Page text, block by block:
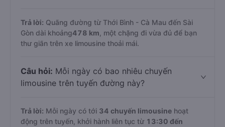
Trả lời: Quãng đường từ Thới Bình - Cà Mau đến Sài
Gòn dài khoảng478 km , một chặng đi vừa đủ để bạn
thư giãn trên xe limousine thoải mái.
Câu hỏi: Mỗi ngày có bao nhiêu chuyến
limousine trên tuyến đường này?
Trả lời: Mỗi ngày có tới 34 chuyến limousine hoạt
động trên tuyến, khởi hành liên tục từ 13:30 đến